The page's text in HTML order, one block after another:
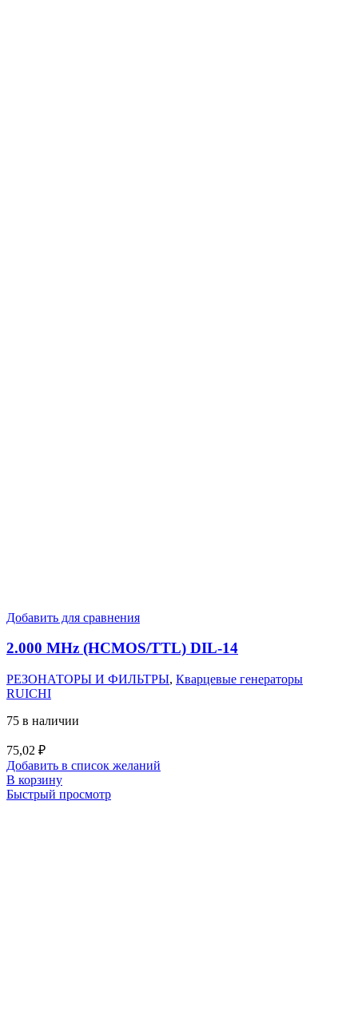
Добавить для сравнения
2.000 MHz (HCMOS/TTL) DIL-14
РЕЗОНАТОРЫ И ФИЛЬТРЫ, Кварцевые генераторы
RUICHI
75 в наличии
75,02 ₽
Добавить в список желаний
В корзину
Быстрый просмотр